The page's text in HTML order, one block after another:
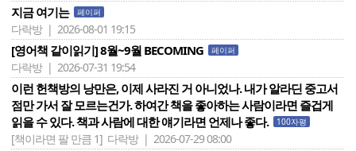
지금 여기는 페이퍼
다락방 | 2026-08-01 19:15
[영어책 같이읽기] 8월~9월 BECOMING 페이퍼
다락방 | 2026-07-31 19:54
이런 헌책방의 낭만은, 이제 사라진 거 아니었나. 내가 알라딘 중고서
점만 가서 잘 모르는건가. 하여간 책을 좋아하는 사람이라면 즐겁게
읽을 수 있다. 책과 사람에 대한 얘기라면 언제나 좋다.
100자평
[책이라면 팔 만큼 1] 다락방 | 2026-07-29 08:00